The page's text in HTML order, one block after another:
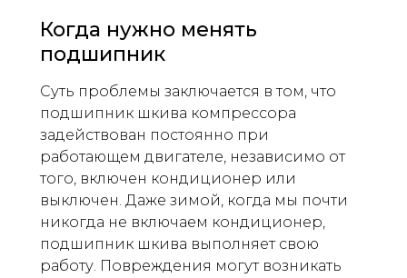
Когда нужно менять
подшипник
Суть проблемы заключается в том, что
подшипник шкива компрессора
задействован постоянно при
работающем двигателе, независимо от
того, включен кондиционер или
выключен. Даже зимой, когда мы почти
никогда не включаем кондиционер,
подшипник шкива выполняет свою
работу. Повреждения могут возникать